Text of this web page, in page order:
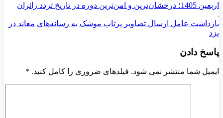
اربعین 1405؛ درخشان‌ترین و امن‌ترین دوره در تاریخ تردد زائران
بازداشت عامل ارسال تصاویر پرتاب موشک به رسانه‌های معاند در
یزد
پاسخ دادن
ایمیل شما منتشر نمی شود. فیلدهای ضروری را کامل کنید. *